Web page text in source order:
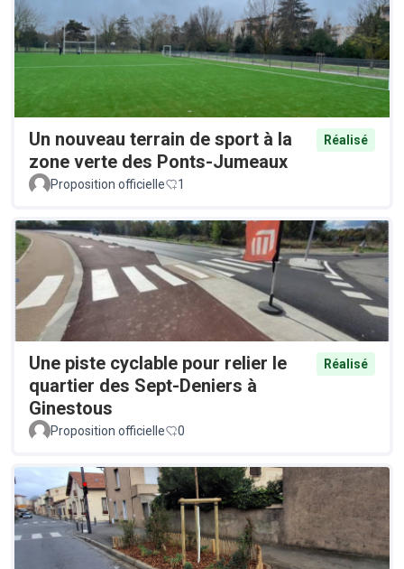
Un nouveau terrain de sport à la
zone verte des Ponts-Jumeaux
Réalisé
Proposition officielle 1
Une piste cyclable pour relier le
quartier des Sept-Deniers à
Ginestous
Réalisé
Proposition officielle 0